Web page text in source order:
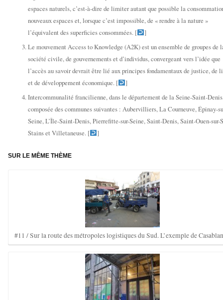
espaces naturels, c’est-à-dire de limiter autant que possible la
nouveaux espaces et, lorsque c’est impossible, de « rendre à la nature »
l’équivalent des superficies consommées. [
]
Le mouvement Access to Knowledge (A2K) est un ensemble de groupes de
société civile, de gouvernements et d’individus, convergeant vers l’idée que
l’accès au savoir devrait être lié aux principes fondamentaux de justice, de
et de développement économique. [
]
Intercommunalité francilienne, dans le département de la Seine-Saint-
composée des communes suivantes : Aubervilliers, La Courneuve, Épinay-
Seine, L’Île-Saint-Denis, Pierrefitte-sur-Seine, Saint-Denis, Saint-Ouen-sur-
Stains et Villetaneuse. [
]
SUR LE MÊME THÈME
#11 / Sur la route des métropoles logistiques du Sud. L’exemple de